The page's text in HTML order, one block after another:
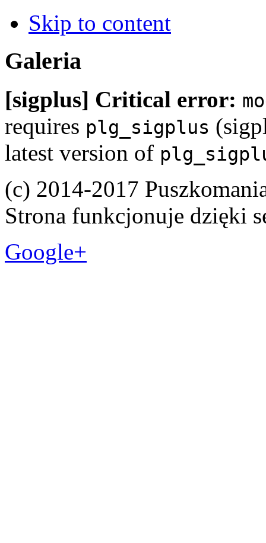
Skip to content
Galeria
[sigplus] Critical error:
requires plg_sigplus
latest version of
(c) 2014-2017
Strona funkcjonuje dzięki
Google+